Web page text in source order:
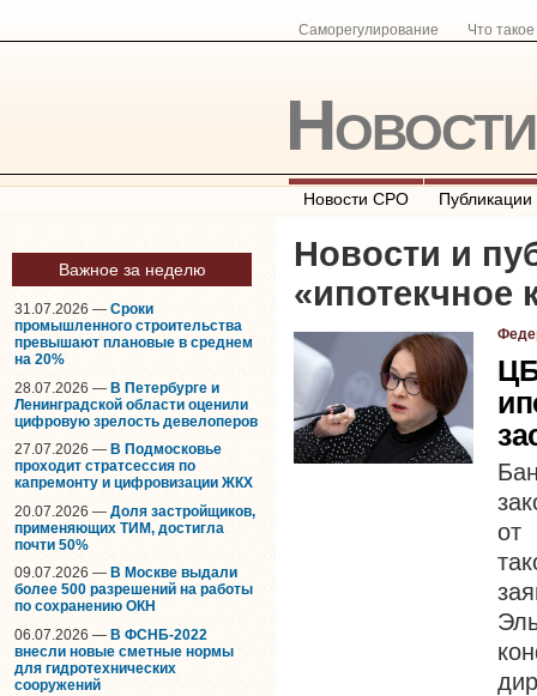
Саморегулирование Что
Новости СРО Публикации
Важное за неделю
31.07.2026 — Сроки
промышленного строительства
превышают плановые в среднем
на 20%
28.07.2026 — В Петербурге и
Ленинградской области оценили
цифровую зрелость девелоперов
27.07.2026 — В Подмосковье
проходит стратсессия по
капремонту и цифровизации ЖКХ
20.07.2026 — Доля застройщиков,
применяющих ТИМ, достигла
почти 50%
09.07.2026 — В Москве выдали
более 500 разрешений на работы
по сохранению ОКН
06.07.2026 — В ФСНБ-2022
внесли новые сметные нормы
для гидротехнических
сооружений
Новости и
«ипотекчное
от